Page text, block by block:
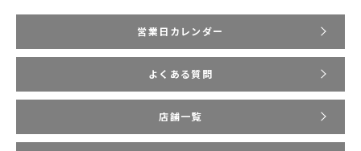
営業日カレンダー
よくある質問
店舗一覧